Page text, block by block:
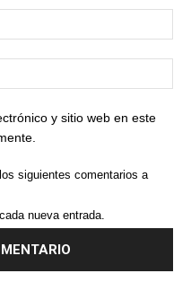
y sitio web en este
siguientes comentarios a
nueva entrada.